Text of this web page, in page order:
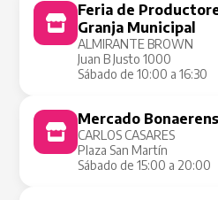
Feria de
Granja Municipal
ALMIRANTE BROWN
Juan B Justo 1000
Sábado de 10:00 a 16:30
Mercado
CARLOS CASARES
Plaza San Martín
Sábado de 15:00 a 20:00